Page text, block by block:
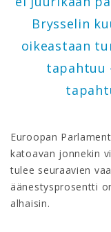
Brysselin
oikeastaan
tapahtuu
Euroopan
katoavan jonnekin
tulee seuraavien
äänestysprosentti
alhaisin.